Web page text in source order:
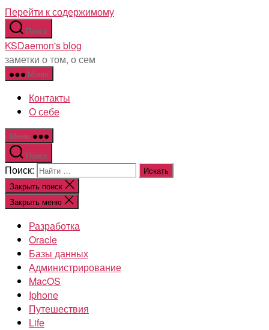
Перейти к содержимому
Поиск
KSDaemon's blog
заметки о том, о сем
Меню
Контакты
О себе
Меню
Поиск
Поиск:
Закрыть поиск
Закрыть меню
Разработка
Oracle
Базы данных
Администрирование
MacOS
Iphone
Путешествия
Life